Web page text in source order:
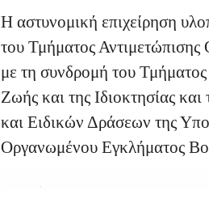
Η αστυνομική επιχείρηση
του Τμήματος
με τη συνδρομή του
Ζωής και της Ιδιοκτησίας
και Ειδικών Δράσεων της
Οργανωμένου Εγκλήματος